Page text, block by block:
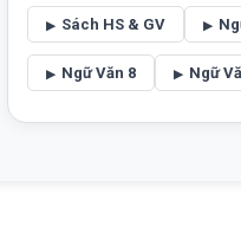
Sách HS & GV
Ngữ Văn 8 Ngữ